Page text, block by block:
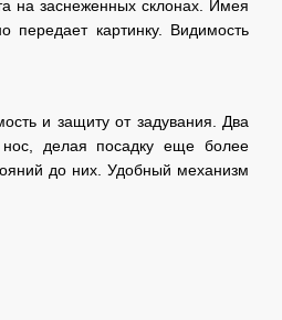
на заснеженных склонах. Имея
передает картинку. Видимость
и защиту от задувания. Два
делая посадку еще более
до них. Удобный механизм